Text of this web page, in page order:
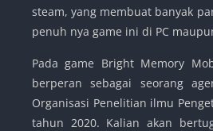
steam, yang membuat banyak
penuh nya game ini di PC
Pada game Bright Memory
berperan sebagai seorang
Organisasi Penelitian ilmu
tahun 2020. Kalian akan